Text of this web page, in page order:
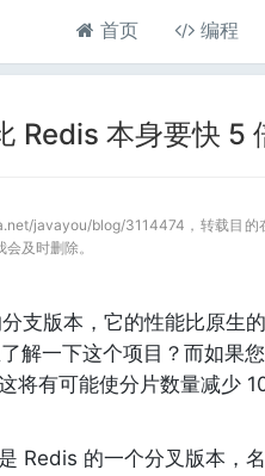
首页 编程
Redis 本身要快 5
javayou/blog/3114474，转载目的
及时删除。
支版本，它的性能比原生
解一下这个项目？而如果
将有可能使分片数量减少
Redis 的一个分叉版本，